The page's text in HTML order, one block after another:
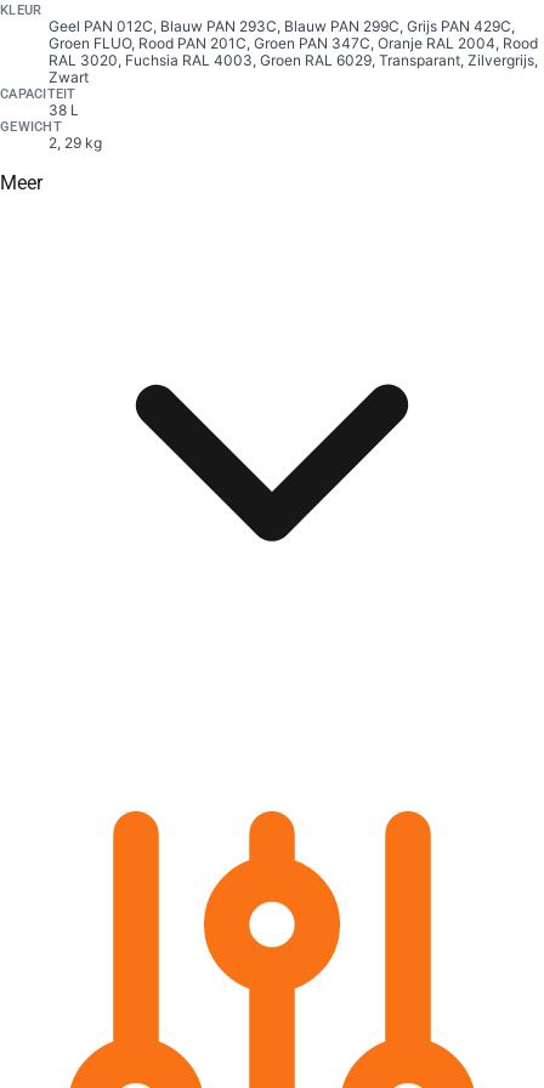
KLEUR
Geel PAN 012C, Blauw PAN 293C, Blauw PAN 299C, Grijs PAN 429C,
Groen FLUO, Rood PAN 201C, Groen PAN 347C, Oranje RAL 2004, Rood
RAL 3020, Fuchsia RAL 4003, Groen RAL 6029, Transparant, Zilvergrijs,
Zwart
CAPACITEIT
38 L
GEWICHT
2, 29 kg
Meer